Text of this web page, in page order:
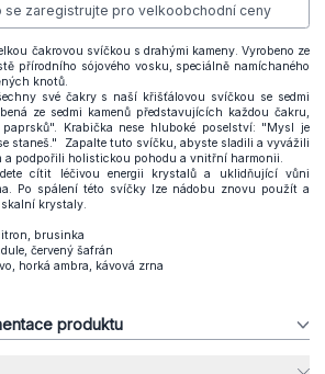
se zaregistrujte pro velkoobchodní ceny
čakrovou svíčkou s drahými kameny. Vyrobeno ze
přírodního sójového vosku, speciálně namíchaného
knotů.
své čakry s naší křišťálovou svíčkou se sedmi
ze sedmi kamenů představujících každou čakru,
Krabička nese hluboké poselství: "Mysl je
staneš." Zapalte tuto svíčku, abyste sladili a vyvážili
a podpořili holistickou pohodu a vnitřní harmonii.
cítit léčivou energii krystalů a uklidňující vůni
Po spálení této svíčky lze nádobu znovu použít a
krystaly.
brusinka
červený šafrán
horká ambra, kávová zrna
produktu